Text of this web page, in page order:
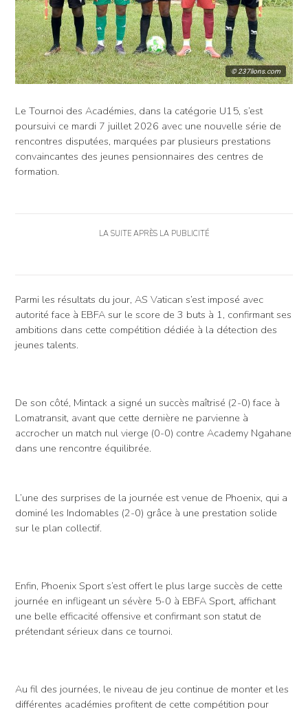
© 237lions.com
Le Tournoi des Académies, dans la catégorie U15, s’est
poursuivi ce mardi 7 juillet 2026 avec une nouvelle série de
rencontres disputées, marquées par plusieurs prestations
convaincantes des jeunes pensionnaires des centres de
formation.
LA SUITE APRÈS LA PUBLICITÉ
Parmi les résultats du jour, AS Vatican s’est imposé avec
autorité face à EBFA sur le score de 3 buts à 1, confirmant ses
ambitions dans cette compétition dédiée à la détection des
jeunes talents.
De son côté, Mintack a signé un succès maîtrisé (2-0) face à
Lomatransit, avant que cette dernière ne parvienne à
accrocher un match nul vierge (0-0) contre Academy Ngahane
dans une rencontre équilibrée.
L’une des surprises de la journée est venue de Phoenix, qui a
dominé les Indomables (2-0) grâce à une prestation solide
sur le plan collectif.
Enfin, Phoenix Sport s’est offert le plus large succès de cette
journée en infligeant un sévère 5-0 à EBFA Sport, affichant
une belle efficacité offensive et confirmant son statut de
prétendant sérieux dans ce tournoi.
Au fil des journées, le niveau de jeu continue de monter et les
différentes académies profitent de cette compétition pour